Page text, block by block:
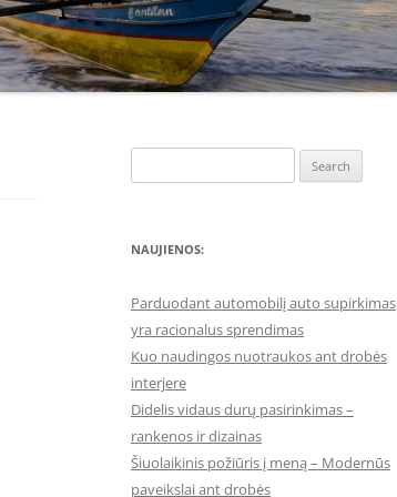
for:
NAUJIENOS:
Parduodant automobilį auto supirkimas
yra racionalus sprendimas
Kuo naudingos nuotraukos ant drobės
interjere
Didelis vidaus durų pasirinkimas –
rankenos ir dizainas
Šiuolaikinis požiūris į meną – Modernūs
paveikslai ant drobės